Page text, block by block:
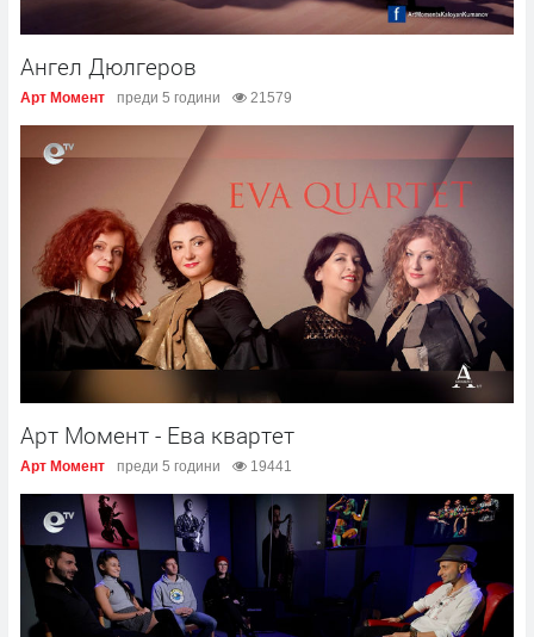
Ангел Дюлгеров
Арт Момент преди 5 години 21579
Арт Момент - Ева квартет
Арт Момент преди 5 години 19441